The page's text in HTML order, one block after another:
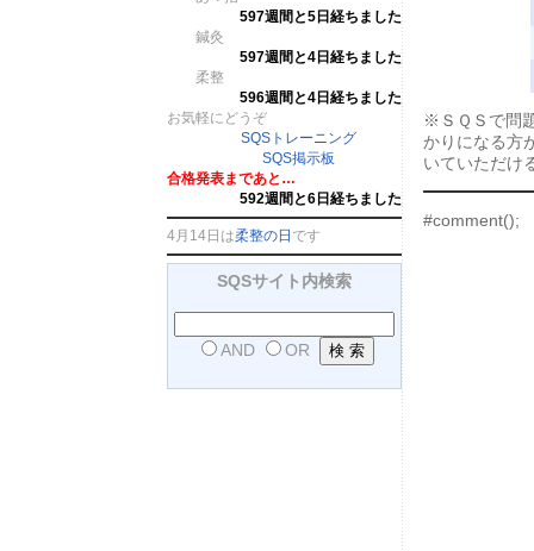
597週間と5日経ちました
鍼灸
597週間と4日経ちました
柔整
596週間と4日経ちました
お気軽にどうぞ
SQSトレーニング
SQS掲示板
合格発表まであと…
592週間と6日経ちました
4月14日は柔整の日 です
SQSサイト内検索
AND OR
※ＳＱＳで問
かりになる方
いていただけ
#comment();